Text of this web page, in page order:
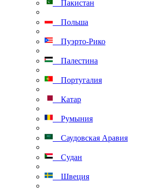
Пакистан
Польша
Пуэрто-Рико
Палестина
Португалия
Катар
Румыния
Саудовская Аравия
Судан
Швеция